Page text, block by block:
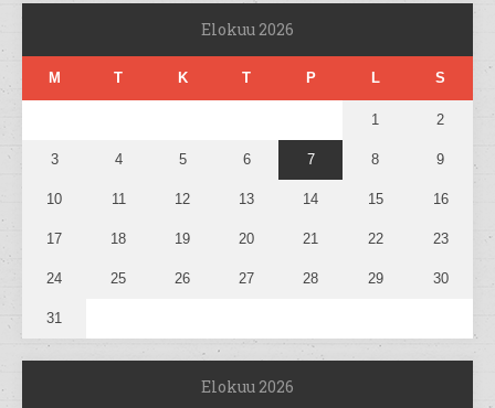
Elokuu 2026
M T K T P L S
1 2
3 4 5 6 7 8 9
10 11 12 13 14 15 16
17 18 19 20 21 22 23
24 25 26 27 28 29 30
31
Elokuu 2026